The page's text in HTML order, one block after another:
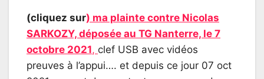
(cliquez sur) ma plainte contre Nicolas
SARKOZY, déposée au TG Nanterre, le 7
octobre 2021, clef USB avec vidéos
preuves à l’appui…. et depuis ce jour 07 oct